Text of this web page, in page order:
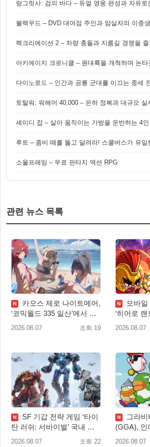
소울프레임 – 무료 판타지 액션 RPG
관련 뉴스 목록
N
카오스 제로 나이트메어,
‘코믹월드 335 일산’에서 이
용자 소통 예고
2026.08.07 조회 19
N
모바
‘히어로
돌입
2026.08.07
N
SF 기갑 전략 게임 ‘타이
탄 러쉬: 서바이벌’ 국내 정
식 출시
2026.08.07 조회 22
N
그라
(GGA), 인
‘도쿄 게
2026.08.07